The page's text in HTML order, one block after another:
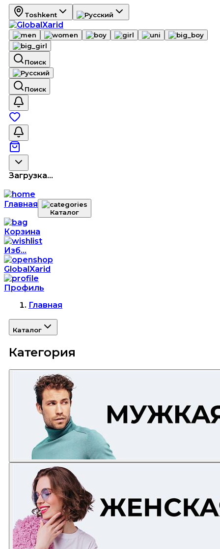
Toshkent
Поиск
Поиск
Загрузка...
Главная
Каталог
Корзина
Изб...
GlobalXarid
Профиль
Главная
Каталог
Категория